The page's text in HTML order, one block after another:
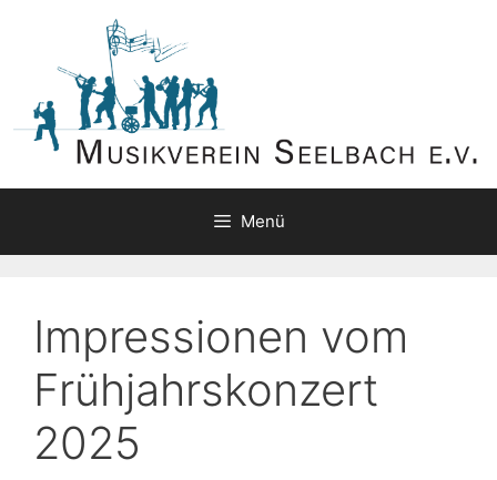
springen
Menü
Impressionen vom
Frühjahrskonzert
2025